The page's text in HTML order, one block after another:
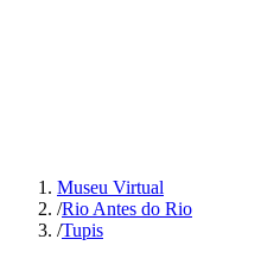
Museu Virtual
/Rio Antes do Rio
/Tupis